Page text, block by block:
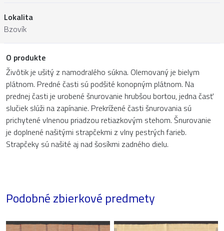
Lokalita
Bzovík
O produkte
Živôtik je ušitý z namodralého súkna. Olemovaný je bielym
plátnom. Predné časti sú podšité konopným plátnom. Na
prednej časti je urobené šnurovanie hrubšou bortou, jedna časť
slučiek slúži na zapínanie. Prekrížené časti šnurovania sú
prichytené vlnenou priadzou retiazkovým stehom. Šnurovanie
je doplnené našitými strapčekmi z vlny pestrých farieb.
Strapčeky sú našité aj nad šosíkmi zadného dielu.
Podobné zbierkové predmety